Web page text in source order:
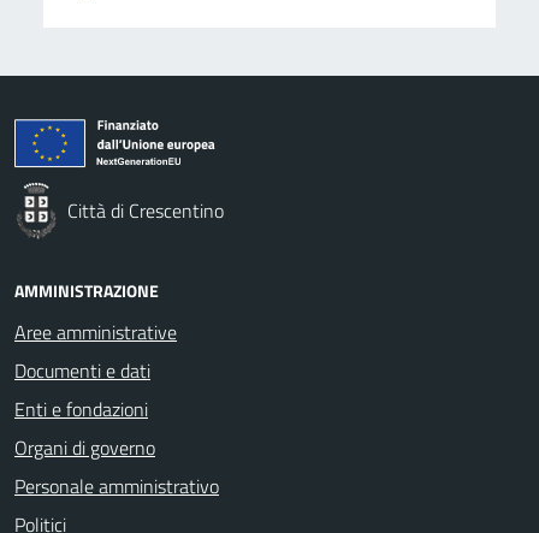
Città di Crescentino
AMMINISTRAZIONE
Aree amministrative
Documenti e dati
Enti e fondazioni
Organi di governo
Personale amministrativo
Politici